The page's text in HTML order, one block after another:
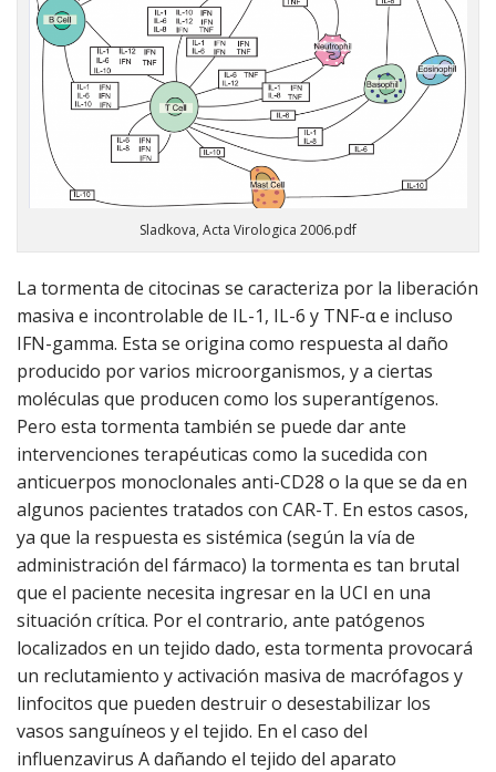
Sladkova, Acta Virologica 2006.pdf
La tormenta de citocinas se caracteriza por la liberación
masiva e incontrolable de IL-1, IL-6 y TNF-α e incluso
IFN-gamma. Esta se origina como respuesta al daño
producido por varios microorganismos, y a ciertas
moléculas que producen como los superantígenos.
Pero esta tormenta también se puede dar ante
intervenciones terapéuticas como la sucedida con
anticuerpos monoclonales anti-CD28 o la que se da en
algunos pacientes tratados con CAR-T. En estos casos,
ya que la respuesta es sistémica (según la vía de
administración del fármaco) la tormenta es tan brutal
que el paciente necesita ingresar en la UCI en una
situación crítica. Por el contrario, ante patógenos
localizados en un tejido dado, esta tormenta provocará
un reclutamiento y activación masiva de macrófagos y
linfocitos que pueden destruir o desestabilizar los
vasos sanguíneos y el tejido. En el caso del
influenzavirus A dañando el tejido del aparato